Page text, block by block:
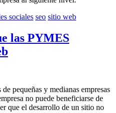
sociales seo sitio web
las PYMES
pequeñas y medianas empresas
no puede beneficiarse de
que el desarrollo de un sitio no